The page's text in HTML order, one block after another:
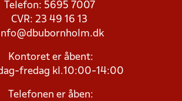
Telefon: 5695 7007
CVR: 23 49 16 13
Kontoret er åbent:
fredag kl.10:00-14:00
Telefonen er åben: